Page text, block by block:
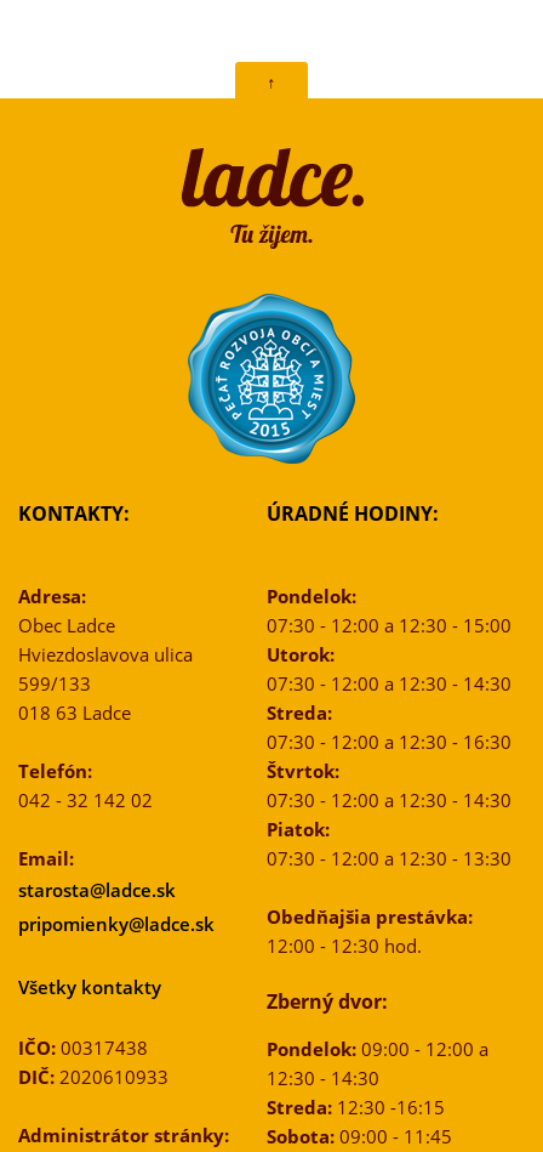
↑
KONTAKTY:
Adresa:
Obec Ladce
Hviezdoslavova ulica
599/133
018 63 Ladce
Telefón:
042 - 32 142 02
Email:
starosta@ladce.sk
pripomienky@ladce.sk
Všetky kontakty
IČO: 00317438
DIČ: 2020610933
Administrátor stránky:
ÚRADNÉ HODINY:
Pondelok:
07:30 - 12:00 a 12:30 - 15:00
Utorok:
07:30 - 12:00 a 12:30 - 14:30
Streda:
07:30 - 12:00 a 12:30 - 16:30
Štvrtok:
07:30 - 12:00 a 12:30 - 14:30
Piatok:
07:30 - 12:00 a 12:30 - 13:30
Obedňajšia prestávka:
12:00 - 12:30 hod.
Zberný dvor:
Pondelok:09:00 - 12:00 a
12:30 - 14:30
Streda:12:30 -16:15
Sobota:09:00 - 11:45